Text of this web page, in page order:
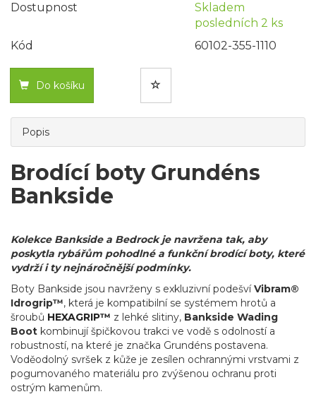
Dostupnost
Skladem
posledních 2 ks
Kód
60102-355-1110
Do košíku
Popis
Brodící boty Grundéns
Bankside
Kolekce Bankside a Bedrock je navržena tak, aby
poskytla rybářům pohodlné a funkční brodící boty, které
vydrží i ty nejnáročnější podmínky.
Boty Bankside jsou navrženy s exkluzivní podešvíVibram®
Idrogrip™, která je kompatibilní se systémem hrotů a
šroubů HEXAGRIP™ z lehké slitiny, Bankside Wading
Boot kombinují špičkovou trakci ve vodě s odolností a
robustností, na které je značka Grundéns postavena.
Voděodolný svršek z kůže je zesílen ochrannými vrstvami z
pogumovaného materiálu pro zvýšenou ochranu proti
ostrým kamenům.